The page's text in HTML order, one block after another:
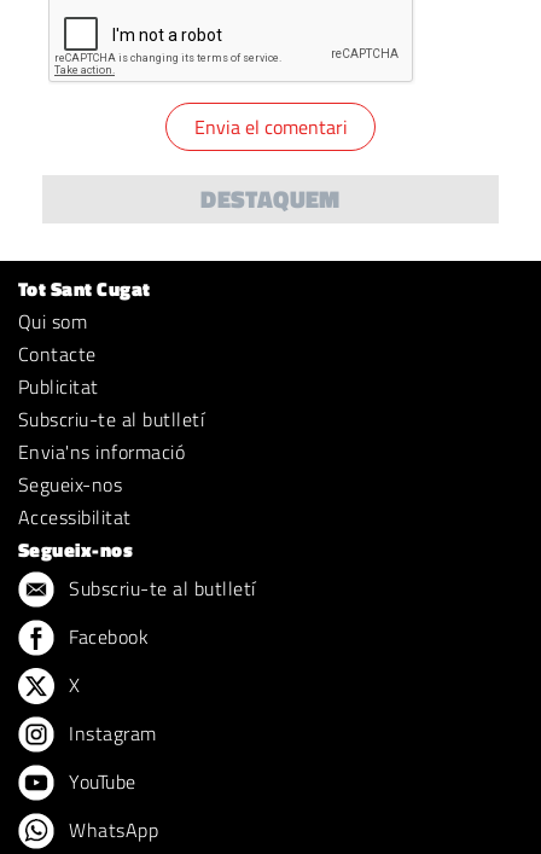
DESTAQUEM
Tot Sant Cugat
Qui som
Contacte
Publicitat
Subscriu-te al butlletí
Envia'ns informació
Segueix-nos
Accessibilitat
Segueix-nos
Subscriu-te al butlletí
Facebook
X
Instagram
YouTube
WhatsApp